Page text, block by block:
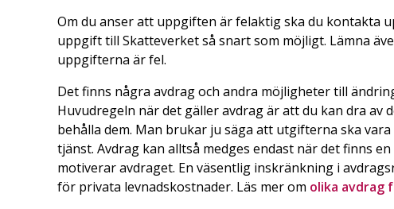
Om du anser att uppgiften är felaktig ska du kontakta
uppgift till Skatteverket så snart som möjligt. Lämna
uppgifterna är fel.
Det finns några avdrag och andra möjligheter till
Huvudregeln när det gäller avdrag är att du kan dra
behålla dem. Man brukar ju säga att utgifterna ska
tjänst. Avdrag kan alltså medges endast när det finns
motiverar avdraget. En väsentlig inskränkning i
för privata levnadskostnader. Läs mer om olika avdrag